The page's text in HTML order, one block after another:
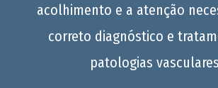
acolhimento e a atenção
correto diagnóstico e
patologias